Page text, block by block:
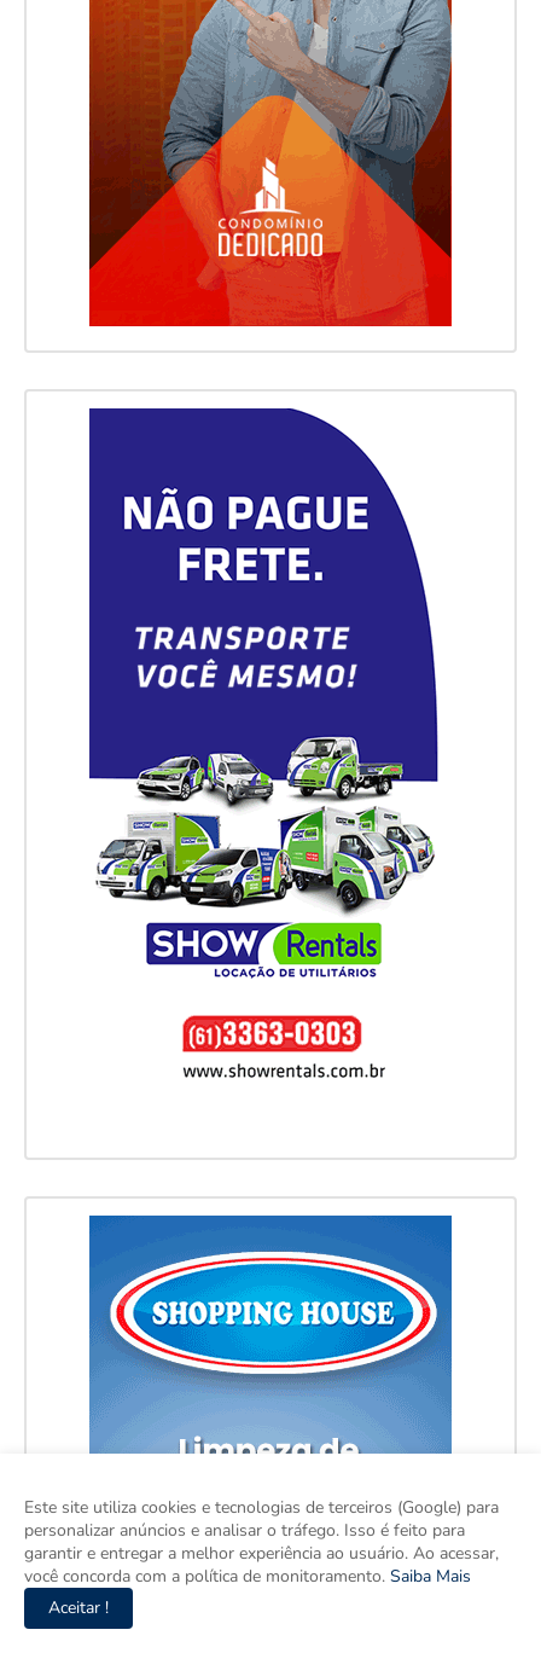
Este site utiliza cookies e tecnologias de terceiros (Google) para
personalizar anúncios e analisar o tráfego. Isso é feito para
garantir e entregar a melhor experiência ao usuário. Ao acessar,
você concorda com a política de monitoramento. Saiba Mais
Aceitar !